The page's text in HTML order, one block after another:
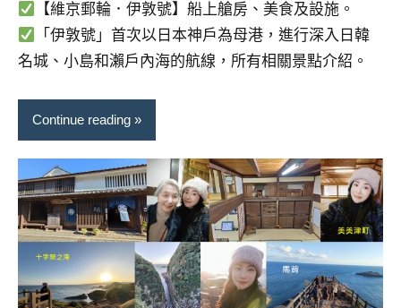
旅
遊
書
者、
會
及
活
主
持、
【維京郵輪．伊敦號】船上艙房、美食及設施。
「伊敦號」首次以日本神戶為母港，進行深入日韓
名城、小島和瀨戶內海的航線，所有相關景點介紹。
Continue reading